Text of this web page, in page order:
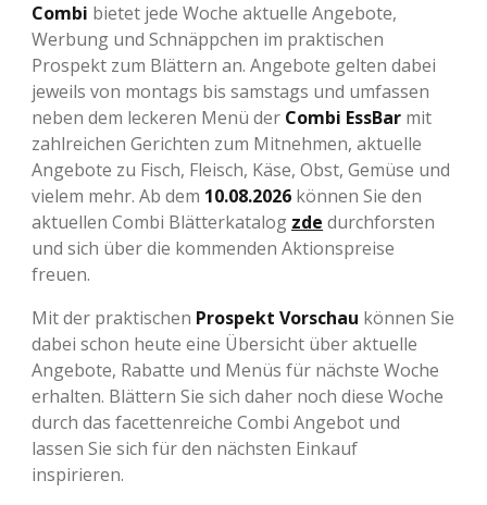
Combi bietet jede Woche aktuelle Angebote,
Werbung und Schnäppchen im praktischen
Prospekt zum Blättern an. Angebote gelten dabei
jeweils von montags bis samstags und umfassen
neben dem leckeren Menü der Combi EssBar mit
zahlreichen Gerichten zum Mitnehmen, aktuelle
Angebote zu Fisch, Fleisch, Käse, Obst, Gemüse und
vielem mehr. Ab dem 10.08.2026 können Sie den
aktuellen Combi Blätterkatalog zde durchforsten
und sich über die kommenden Aktionspreise
freuen.
Mit der praktischen Prospekt Vorschau können Sie
dabei schon heute eine Übersicht über aktuelle
Angebote, Rabatte und Menüs für nächste Woche
erhalten. Blättern Sie sich daher noch diese Woche
durch das facettenreiche Combi Angebot und
lassen Sie sich für den nächsten Einkauf
inspirieren.